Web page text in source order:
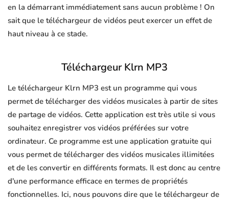
en la démarrant immédiatement sans aucun problème ! On
sait que le téléchargeur de vidéos peut exercer un effet de
haut niveau à ce stade.
Téléchargeur Klrn MP3
Le téléchargeur Klrn MP3 est un programme qui vous
permet de télécharger des vidéos musicales à partir de sites
de partage de vidéos. Cette application est très utile si vous
souhaitez enregistrer vos vidéos préférées sur votre
ordinateur. Ce programme est une application gratuite qui
vous permet de télécharger des vidéos musicales illimitées
et de les convertir en différents formats. Il est donc au centre
d'une performance efficace en termes de propriétés
fonctionnelles. Ici, nous pouvons dire que le téléchargeur de